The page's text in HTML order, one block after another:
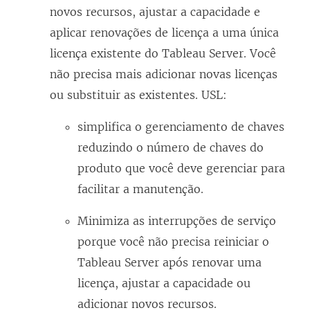
novos recursos, ajustar a capacidade e
aplicar renovações de licença a uma única
licença existente do Tableau Server. Você
não precisa mais adicionar novas licenças
ou substituir as existentes. USL:
simplifica o gerenciamento de chaves
reduzindo o número de chaves do
produto que você deve gerenciar para
facilitar a manutenção.
Minimiza as interrupções de serviço
porque você não precisa reiniciar o
Tableau Server após renovar uma
licença, ajustar a capacidade ou
adicionar novos recursos.